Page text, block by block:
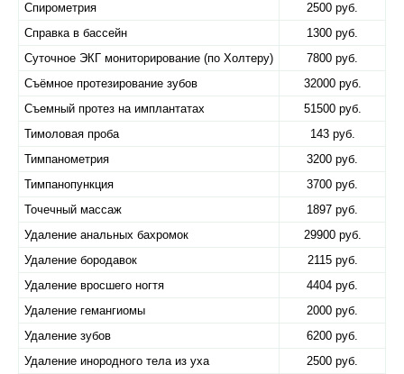
Спирометрия
2500 руб.
Справка в бассейн
1300 руб.
Суточное ЭКГ мониторирование (по Холтеру)
7800 руб.
Съёмное протезирование зубов
32000 руб.
Съемный протез на имплантатах
51500 руб.
Тимоловая проба
143 руб.
Тимпанометрия
3200 руб.
Тимпанопункция
3700 руб.
Точечный массаж
1897 руб.
Удаление анальных бахромок
29900 руб.
Удаление бородавок
2115 руб.
Удаление вросшего ногтя
4404 руб.
Удаление гемангиомы
2000 руб.
Удаление зубов
6200 руб.
Удаление инородного тела из уха
2500 руб.